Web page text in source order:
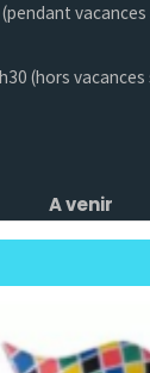
(hors
A venir